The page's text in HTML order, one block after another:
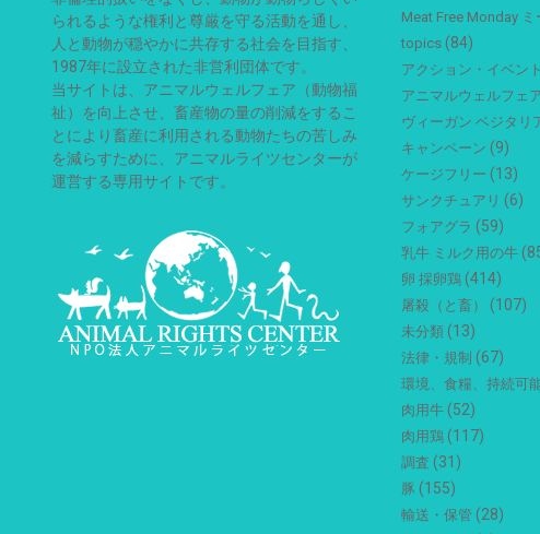
られるような権利と尊厳を守る活動を通し、
人と動物が穏やかに共存する社会を目指す、
1987年に設立された非営利団体です。
当サイトは、アニマルウェルフェア（動物福
祉）を向上させ、畜産物の量の削減をするこ
とにより畜産に利用される動物たちの苦しみ
を減らすために、アニマルライツセンターが
運営する専用サイトです。
Meat Free Monday
topics (84)
アクション・イベント
アニマルウェルフェ
ヴィーガン ベジタリ
キャンペーン (9)
ケージフリー (13)
サンクチュアリ (6)
フォアグラ (59)
乳牛 ミルク用の牛
卵 採卵鶏 (414)
屠殺（と畜） (107)
未分類 (13)
法律・規制 (67)
環境、食糧、持続可
肉用牛 (52)
肉用鶏 (117)
調査 (31)
豚 (155)
輸送・保管 (28)